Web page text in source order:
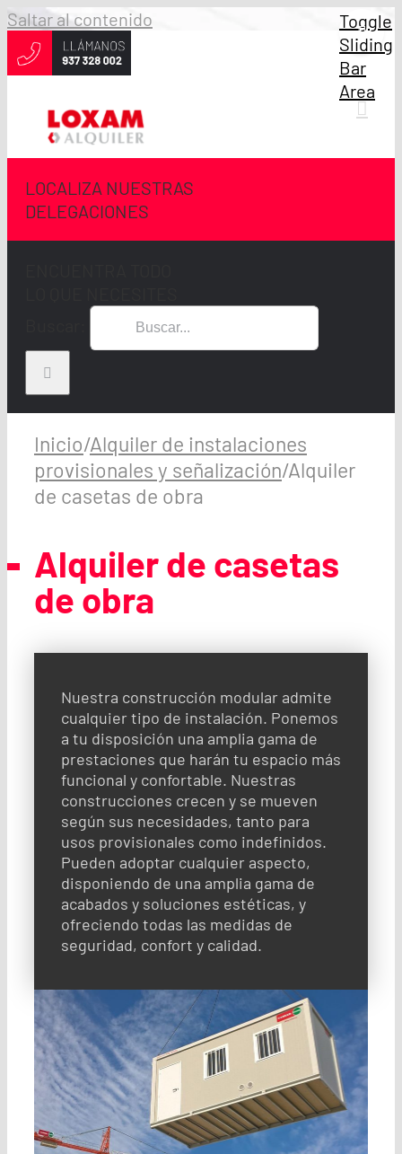
Saltar al contenido
LOCALIZA NUESTRAS
DELEGACIONES
Inicio/Alquiler de instalaciones
provisionales y señalización/Alquiler
de casetas de obra
Alquiler de casetas
de obra
Nuestra construcción modular admite
cualquier tipo de instalación. Ponemos
a tu disposición una amplia gama de
prestaciones que harán tu espacio más
funcional y confortable. Nuestras
construcciones crecen y se mueven
según sus necesidades, tanto para
usos provisionales como indefinidos.
Pueden adoptar cualquier aspecto,
disponiendo de una amplia gama de
acabados y soluciones estéticas, y
ofreciendo todas las medidas de
seguridad, confort y calidad.
Toggle
Sliding
Bar
Area